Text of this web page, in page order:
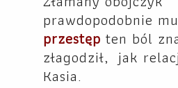
prawdopodobnie
przestęp ten ból
złagodził, jak
Kasia.